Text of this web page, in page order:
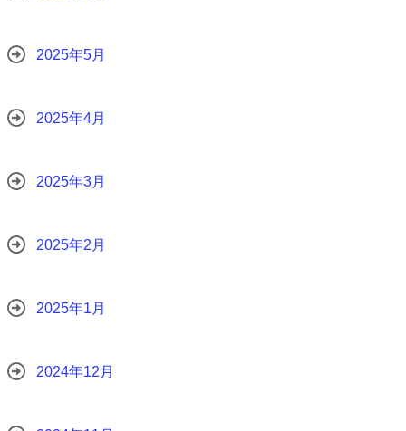
2025年5月
2025年4月
2025年3月
2025年2月
2025年1月
2024年12月